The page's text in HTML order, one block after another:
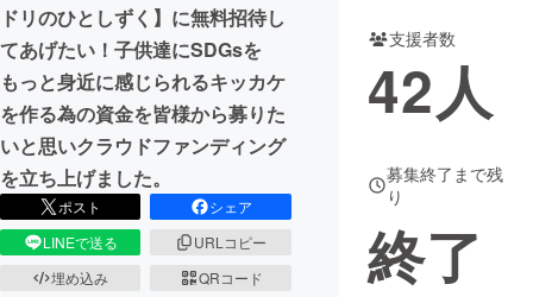
ドリのひとしずく】に無料招待し
てあげたい！子供達にSDGsを
もっと身近に感じられるキッカケ
を作る為の資金を皆様から募りた
いと思いクラウドファンディング
を立ち上げました。
ポスト
シェア
LINEで送る
URLコピー
埋め込み
QRコード
支援者数
42人
募集終了まで残
り
終了